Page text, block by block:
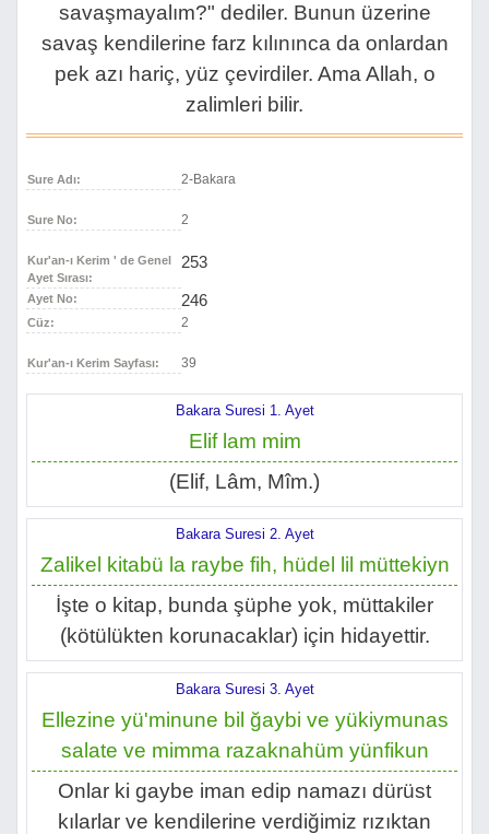
savaşmayalım?" dediler. Bunun üzerine
savaş kendilerine farz kılınınca da onlardan
pek azı hariç, yüz çevirdiler. Ama Allah, o
zalimleri bilir.
Sure Adı: 2-Bakara
Sure No: 2
Kur'an-ı Kerim ' de Genel
Ayet Sırası:
253
Ayet No: 246
Cüz: 2
Kur'an-ı Kerim Sayfası: 39
Bakara Suresi 1. Ayet
Elif lam mim
(Elif, Lâm, Mîm.)
Bakara Suresi 2. Ayet
Zalikel kitabü la raybe fih, hüdel lil müttekiyn
İşte o kitap, bunda şüphe yok, müttakiler
(kötülükten korunacaklar) için hidayettir.
Bakara Suresi 3. Ayet
Ellezine yü'minune bil ğaybi ve yükiymunas
salate ve mimma razaknahüm yünfikun
Onlar ki gaybe iman edip namazı dürüst
kılarlar ve kendilerine verdiğimiz rızıktan